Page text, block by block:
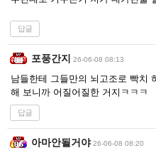
답글
포풍간지 26-06-08 08:13
남들한테 그들만의 뇌고조로 빡치
해 보니까 어질어질한 거지ㅋㅋㅋ
답글
아마안될거야 26-06-08 08:20